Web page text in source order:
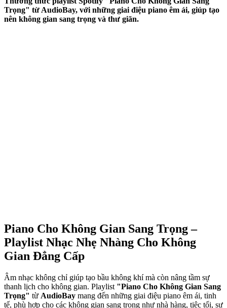
Trọng" từ AudioBay, với những giai điệu piano êm ái, giúp tạo
nên không gian sang trọng và thư giãn.
Piano Cho Không Gian Sang Trọng –
Playlist Nhạc Nhẹ Nhàng Cho Không
Gian Đẳng Cấp
Âm nhạc không chỉ giúp tạo bầu không khí mà còn nâng tầm sự
thanh lịch cho không gian. Playlist "Piano Cho Không Gian Sang
Trọng" từ AudioBay mang đến những giai điệu piano êm ái, tinh
tế, phù hợp cho các không gian sang trọng như nhà hàng, tiệc tối, sự